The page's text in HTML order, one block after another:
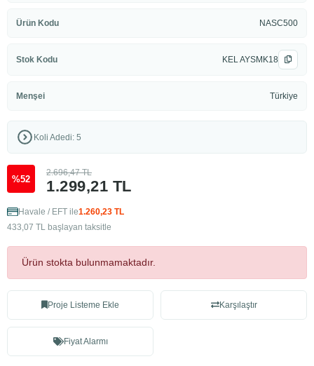
Ürün Kodu NASC500
Stok Kodu KEL AYSMK18
Menşei Türkiye
Koli Adedi: 5
%52 1.299,21 TL
2.696,47 TL
Havale / EFT ile1.260,23 TL
433,07 TL başlayan taksitle
Ürün stokta bulunmamaktadır.
Proje Listeme Ekle Karşılaştır
Fiyat Alarmı